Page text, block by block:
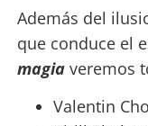
Además del
que conduce el
magiaveremos
Valentin